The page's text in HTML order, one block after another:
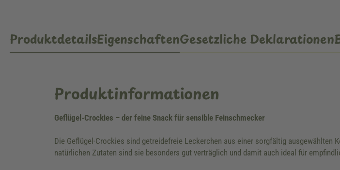
ProduktdetailsEigenschaftenGesetzliche Deklarationen
Produktinformationen
Geflügel-Crockies – der feine Snack für sensible Feinschmecker
Die Geflügel-Crockies sind getreidefreie Leckerchen aus einer sorgfältig ausgewählten
natürlichen Zutaten sind sie besonders gut verträglich und damit auch ideal für